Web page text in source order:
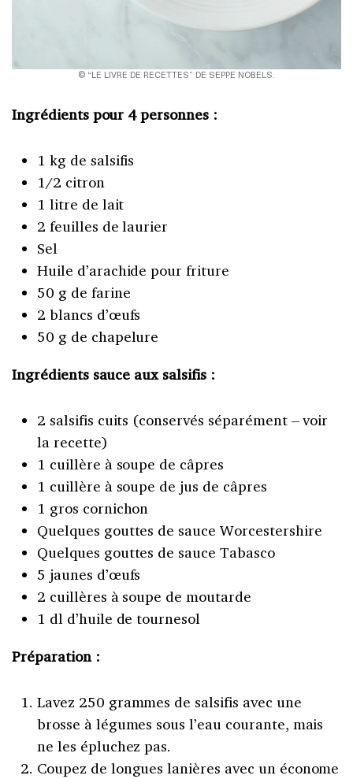
© “LE LIVRE DE RECETTES” DE SEPPE NOBELS.
Ingrédients pour 4 personnes :
1 kg de salsifis
1/2 citron
1 litre de lait
2 feuilles de laurier
Sel
Huile d’arachide pour friture
50 g de farine
2 blancs d’œufs
50 g de chapelure
Ingrédients sauce aux salsifis :
2 salsifis cuits (conservés séparément – voir
la recette)
1 cuillère à soupe de câpres
1 cuillère à soupe de jus de câpres
1 gros cornichon
Quelques gouttes de sauce Worcestershire
Quelques gouttes de sauce Tabasco
5 jaunes d’œufs
2 cuillères à soupe de moutarde
1 dl d’huile de tournesol
Préparation :
Lavez 250 grammes de salsifis avec une
brosse à légumes sous l’eau courante, mais
ne les épluchez pas.
Coupez de longues lanières avec un économe